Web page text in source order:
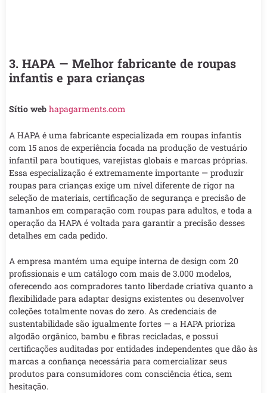
3. HAPA — Melhor fabricante de roupas
infantis e para crianças
Sítio web hapagarments.com
A HAPA é uma fabricante especializada em roupas infantis
com 15 anos de experiência focada na produção de vestuário
infantil para boutiques, varejistas globais e marcas próprias.
Essa especialização é extremamente importante — produzir
roupas para crianças exige um nível diferente de rigor na
seleção de materiais, certificação de segurança e precisão de
tamanhos em comparação com roupas para adultos, e toda a
operação da HAPA é voltada para garantir a precisão desses
detalhes em cada pedido.
A empresa mantém uma equipe interna de design com 20
profissionais e um catálogo com mais de 3.000 modelos,
oferecendo aos compradores tanto liberdade criativa quanto a
flexibilidade para adaptar designs existentes ou desenvolver
coleções totalmente novas do zero. As credenciais de
sustentabilidade são igualmente fortes — a HAPA prioriza
algodão orgânico, bambu e fibras recicladas, e possui
certificações auditadas por entidades independentes que dão às
marcas a confiança necessária para comercializar seus
produtos para consumidores com consciência ética, sem
hesitação.